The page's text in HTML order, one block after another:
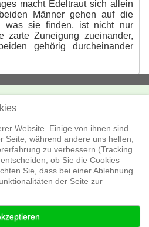
macht Edeltraut sich allein
Männer gehen auf die
was sie finden, ist nicht nur
zarte Zuneigung zueinander,
gehörig durcheinander
530
Website. Einige von ihnen sind
Seite, während andere uns helfen,
zu verbessern (Tracking
ob Sie die Cookies
Sie, dass bei einer Ablehnung
der Seite zur